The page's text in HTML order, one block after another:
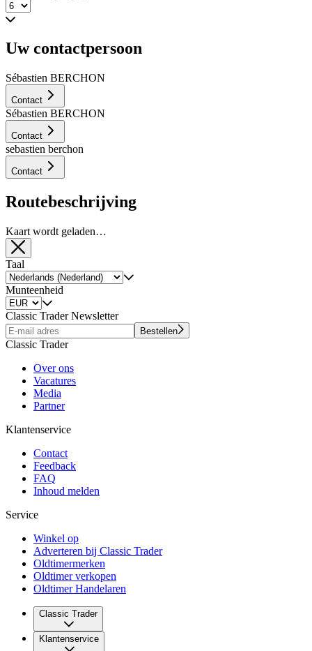
Uw contactpersoon
Sébastien BERCHON
Contact
Sébastien BERCHON
Contact
sebastien berchon
Contact
Routebeschrijving
Kaart wordt geladen…
Taal
Munteenheid
Classic Trader Newsletter
Bestellen
Classic Trader
Over ons
Vacatures
Media
Partner
Klantenservice
Contact
Feedback
FAQ
Inhoud melden
Service
Winkel op
Adverteren bij Classic Trader
Oldtimermerken
Oldtimer verkopen
Oldtimer Handelaren
Classic Trader
Over ons
Klantenservice